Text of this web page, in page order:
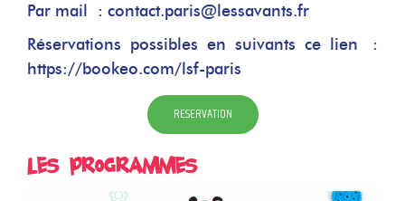
Par mail : contact.paris@lessavants.fr
Réservations possibles en suivants ce lien :
https://bookeo.com/lsf-paris
RESERVATION
Les programmes